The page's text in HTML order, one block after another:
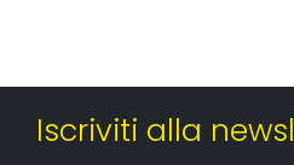
Iscriviti alla